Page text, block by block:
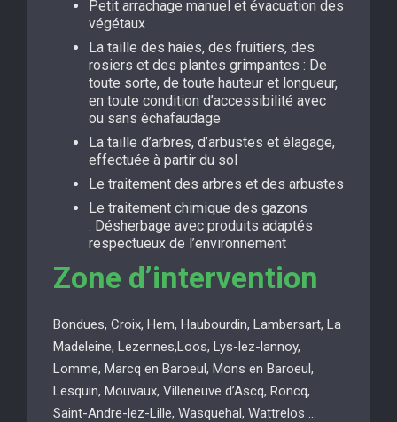
Petit arrachage manuel et évacuation des
végétaux
La taille des haies, des fruitiers, des
rosiers et des plantes grimpantes : De
toute sorte, de toute hauteur et longueur,
en toute condition d’accessibilité avec
ou sans échafaudage
La taille d’arbres, d’arbustes et élagage,
effectuée à partir du sol
Le traitement des arbres et des arbustes
Le traitement chimique des gazons
: Désherbage avec produits adaptés
respectueux de l’environnement
Zone d’intervention
Bondues, Croix, Hem, Haubourdin, Lambersart, La
Madeleine, Lezennes,Loos, Lys-lez-lannoy,
Lomme, Marcq en Baroeul, Mons en Baroeul,
Lesquin, Mouvaux, Villeneuve d’Ascq, Roncq,
Saint-Andre-lez-Lille, Wasquehal, Wattrelos …